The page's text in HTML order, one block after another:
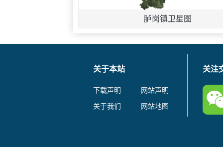
胪岗镇卫星图
关于本站
下载声明
网站声明
关于我们
网站地图
关注